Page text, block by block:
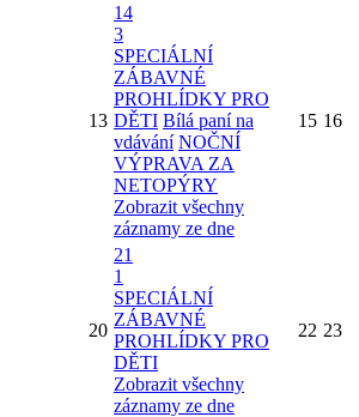
13
14
3
SPECIÁLNÍ
ZÁBAVNÉ
PROHLÍDKY PRO
DĚTI Bílá paní na
vdávání NOČNÍ
VÝPRAVA ZA
NETOPÝRY
Zobrazit všechny
záznamy ze dne
15 16
20
21
1
SPECIÁLNÍ
ZÁBAVNÉ
PROHLÍDKY PRO
DĚTI
Zobrazit všechny
záznamy ze dne
22 23